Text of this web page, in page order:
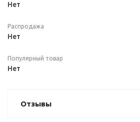
Нет
Распродажа
Нет
Популярный товар
Нет
Отзывы